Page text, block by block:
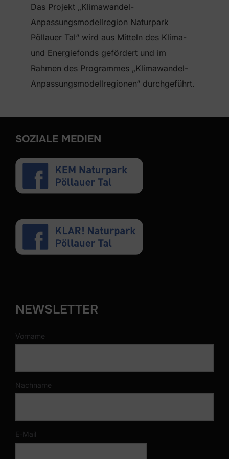
Das Projekt „Klimawandel-
Anpassungsmodellregion Naturpark
Pöllauer Tal“ wird aus Mitteln des Klima-
und Energiefonds gefördert und im
Rahmen des Programmes „Klimawandel-
Anpassungsmodellregionen“ durchgeführt.
SOZIALE MEDIEN
NEWSLETTER
Vorname
Nachname
E-Mail